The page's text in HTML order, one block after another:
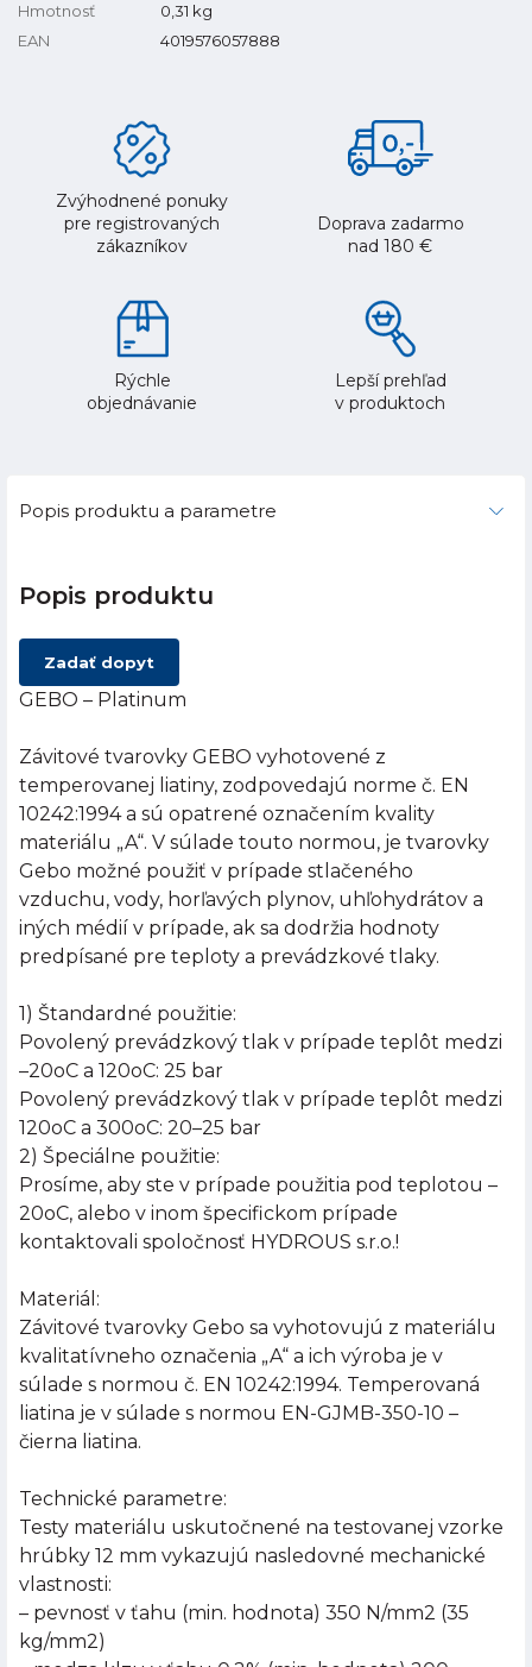
Hmotnosť
0,31 kg
EAN
4019576057888
Zvýhodnené ponuky
pre registrovaných
zákazníkov
Doprava zadarmo
nad 180 €
Rýchle
objednávanie
Lepší prehľad
v produktoch
Popis produktu a parametre
Popis produktu
Zadať dopyt
GEBO – Platinum
Závitové tvarovky GEBO vyhotovené z
temperovanej liatiny, zodpovedajú norme č. EN
10242:1994 a sú opatrené označením kvality
materiálu „A“. V súlade touto normou, je tvarovky
Gebo možné použiť v prípade stlačeného
vzduchu, vody, horľavých plynov, uhľohydrátov a
iných médií v prípade, ak sa dodržia hodnoty
predpísané pre teploty a prevádzkové tlaky.
1) Štandardné použitie:
Povolený prevádzkový tlak v prípade teplôt medzi
–20oC a 120oC: 25 bar
Povolený prevádzkový tlak v prípade teplôt medzi
120oC a 300oC: 20–25 bar
2) Špeciálne použitie:
Prosíme, aby ste v prípade použitia pod teplotou –
20oC, alebo v inom špecifickom prípade
kontaktovali spoločnosť HYDROUS s.r.o.!
Materiál:
Závitové tvarovky Gebo sa vyhotovujú z materiálu
kvalitatívneho označenia „A“ a ich výroba je v
súlade s normou č. EN 10242:1994. Temperovaná
liatina je v súlade s normou EN-GJMB-350-10 –
čierna liatina.
Technické parametre:
Testy materiálu uskutočnené na testovanej vzorke
hrúbky 12 mm vykazujú nasledovné mechanické
vlastnosti:
– pevnosť v ťahu (min. hodnota) 350 N/mm2 (35
kg/mm2)